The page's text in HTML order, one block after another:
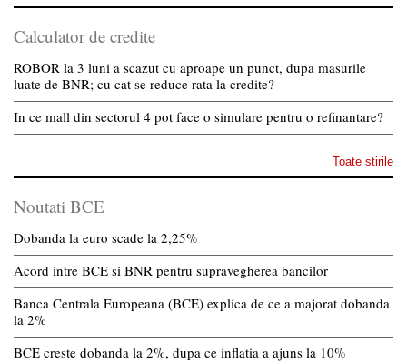
Calculator de credite
ROBOR la 3 luni a scazut cu aproape un punct, dupa masurile
luate de BNR; cu cat se reduce rata la credite?
In ce mall din sectorul 4 pot face o simulare pentru o refinantare?
Toate stirile
Noutati BCE
Dobanda la euro scade la 2,25%
Acord intre BCE si BNR pentru supravegherea bancilor
Banca Centrala Europeana (BCE) explica de ce a majorat dobanda
la 2%
BCE creste dobanda la 2%, dupa ce inflatia a ajuns la 10%